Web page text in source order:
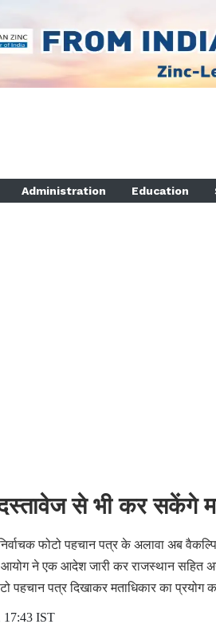
Administration Education
से भी कर सकेंगे
निर्वाचक फोटो पहचान पत्र के अलावा अब
ने एक आदेश जारी कर राजस्थान सहित
पहचान पत्र दिखाकर मताधिकार का प्रयोग
17:43 IST